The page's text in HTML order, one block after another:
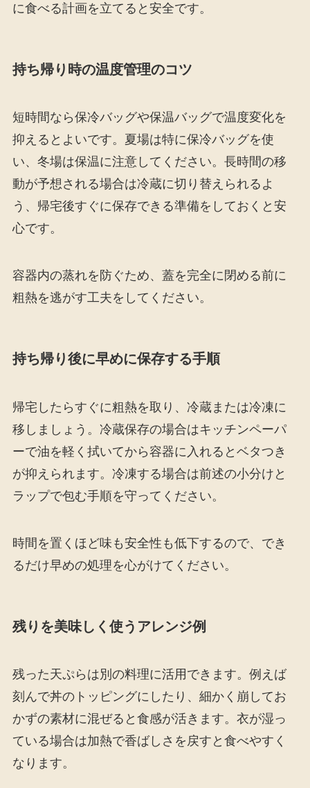
に食べる計画を立てると安全です。
持ち帰り時の温度管理のコツ
短時間なら保冷バッグや保温バッグで温度変化を
抑えるとよいです。夏場は特に保冷バッグを使
い、冬場は保温に注意してください。長時間の移
動が予想される場合は冷蔵に切り替えられるよ
う、帰宅後すぐに保存できる準備をしておくと安
心です。
容器内の蒸れを防ぐため、蓋を完全に閉める前に
粗熱を逃がす工夫をしてください。
持ち帰り後に早めに保存する手順
帰宅したらすぐに粗熱を取り、冷蔵または冷凍に
移しましょう。冷蔵保存の場合はキッチンペーパ
ーで油を軽く拭いてから容器に入れるとベタつき
が抑えられます。冷凍する場合は前述の小分けと
ラップで包む手順を守ってください。
時間を置くほど味も安全性も低下するので、でき
るだけ早めの処理を心がけてください。
残りを美味しく使うアレンジ例
残った天ぷらは別の料理に活用できます。例えば
刻んで丼のトッピングにしたり、細かく崩してお
かずの素材に混ぜると食感が活きます。衣が湿っ
ている場合は加熱で香ばしさを戻すと食べやすく
なります。